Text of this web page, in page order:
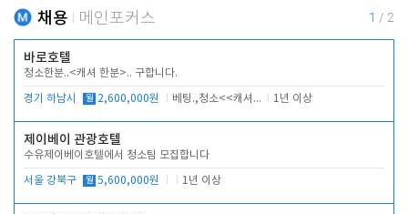
채용 메인포커스 1 / 2
바로호텔
청소한분..<캐셔 한분>.. 구합니다.
경기 하남시 월 2,600,000원 베팅.,청소<<캐셔 모셔봅니다. 1년 이상
제이베이 관광호텔
수유제이베이호텔에서 청소팀 모집합니다
서울 강북구 월 5,600,000원 1년 이상